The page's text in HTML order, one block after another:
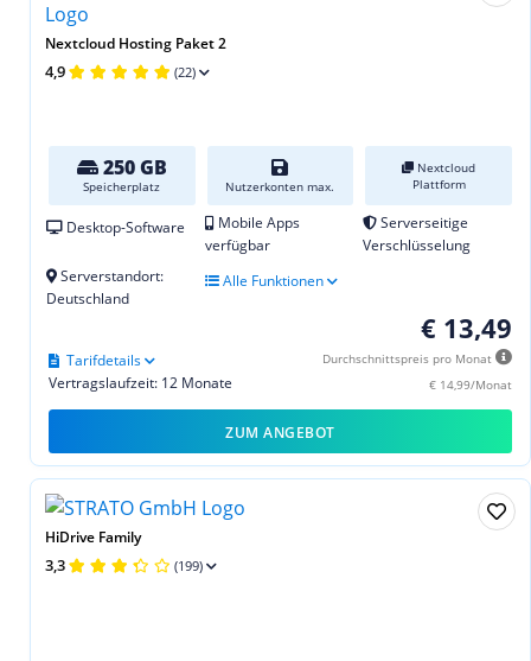
Nextcloud Hosting Paket 2
4,9 (22)
250 GB
Speicherplatz Nutzerkonten max.
Nextcloud
Plattform
Desktop-Software
Mobile Apps
verfügbar
Serverseitige
Verschlüsselung
Serverstandort:
Deutschland
Alle Funktionen
€ 13,49
Durchschnittspreis pro Monat
€ 14,99/Monat
Vertragslaufzeit: 12 Monate
Tarifdetails
ZUM ANGEBOT
HiDrive Family
3,3 (199)